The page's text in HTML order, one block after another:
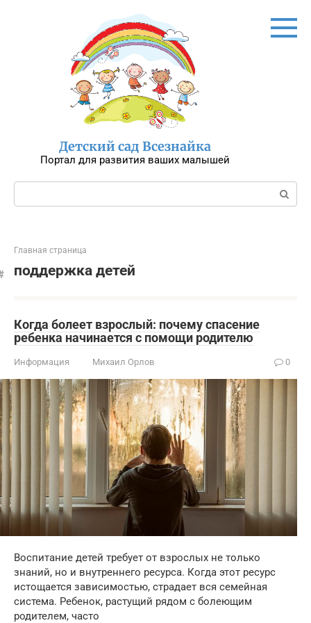
Детский сад Всезнайка
Портал для развития ваших малышей
Поиск:
Главная страница
поддержка детей
Когда болеет взрослый: почему спасение
ребенка начинается с помощи родителю
Информация Михаил Орлов 0
Воспитание детей требует от взрослых не только
знаний, но и внутреннего ресурса. Когда этот ресурс
истощается зависимостью, страдает вся семейная
система. Ребенок, растущий рядом с болеющим
родителем, часто